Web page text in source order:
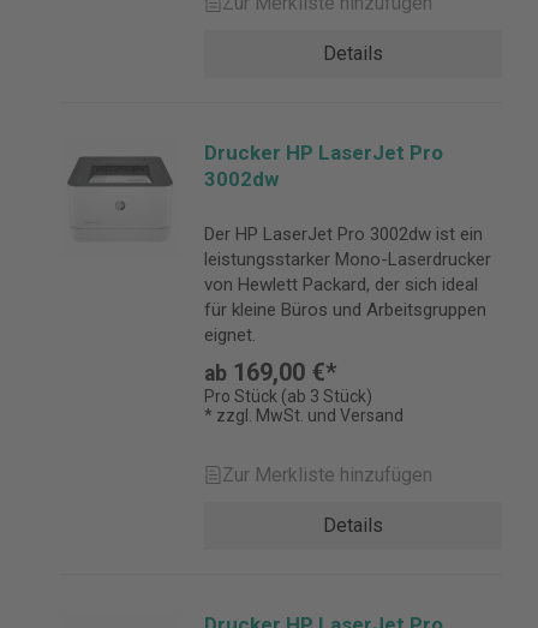
Details
Drucker HP LaserJet Pro
3002dw
Der HP LaserJet Pro 3002dw ist ein
leistungsstarker Mono-Laserdrucker
von Hewlett Packard, der sich ideal
für kleine Büros und Arbeitsgruppen
eignet.
ab 169,00 €*
Pro Stück (ab 3 Stück)
* zzgl. MwSt. und Versand
Zur Merkliste hinzufügen
Details